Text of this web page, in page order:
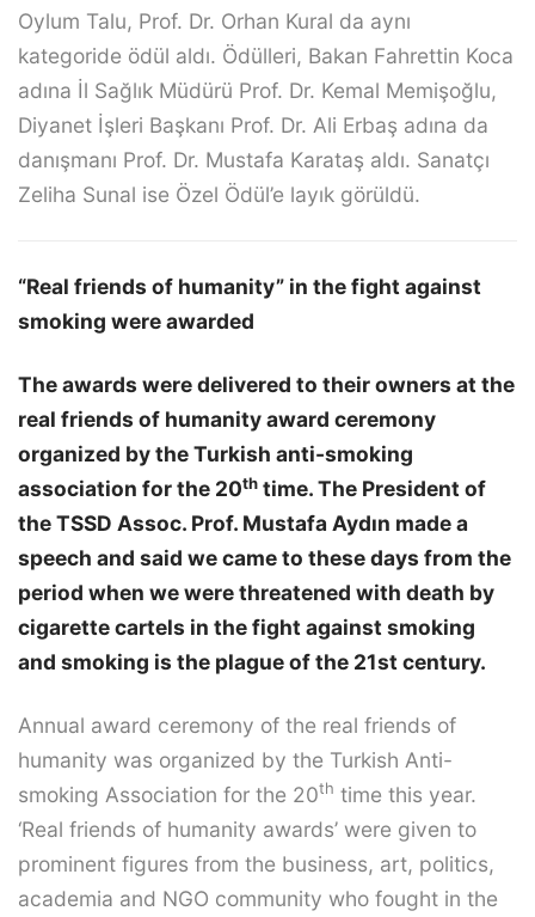
Oylum Talu, Prof. Dr. Orhan Kural da aynı
kategoride ödül aldı. Ödülleri, Bakan Fahrettin Koca
adına İl Sağlık Müdürü Prof. Dr. Kemal Memişoğlu,
Diyanet İşleri Başkanı Prof. Dr. Ali Erbaş adına da
danışmanı Prof. Dr. Mustafa Karataş aldı. Sanatçı
Zeliha Sunal ise Özel Ödül’e layık görüldü.
“Real friends of humanity” in the fight against
smoking were awarded
The awards were delivered to their owners at the
real friends of humanity award ceremony
organized by the Turkish anti-smoking
association for the 20th time. The President of
the TSSD Assoc. Prof. Mustafa Aydın made a
speech and said we came to these days from the
period when we were threatened with death by
cigarette cartels in the fight against smoking
and smoking is the plague of the 21st century.
Annual award ceremony of the real friends of
humanity was organized by the Turkish Anti-
smoking Association for the 20th time this year.
‘Real friends of humanity awards’ were given to
prominent figures from the business, art, politics,
academia and NGO community who fought in the